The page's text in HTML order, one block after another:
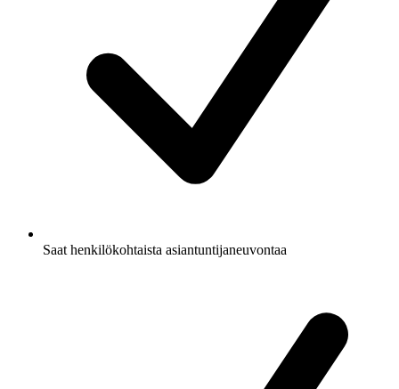
Saat henkilökohtaista asiantuntijaneuvontaa